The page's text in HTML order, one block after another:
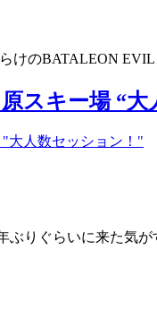
けのBATALEON
スキー場 “
ぶりぐらいに来た気